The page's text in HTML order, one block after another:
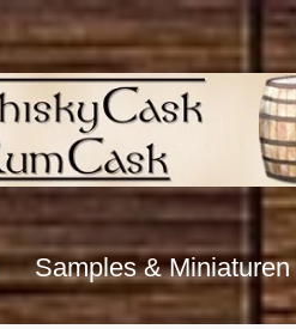
Samples & Miniaturen